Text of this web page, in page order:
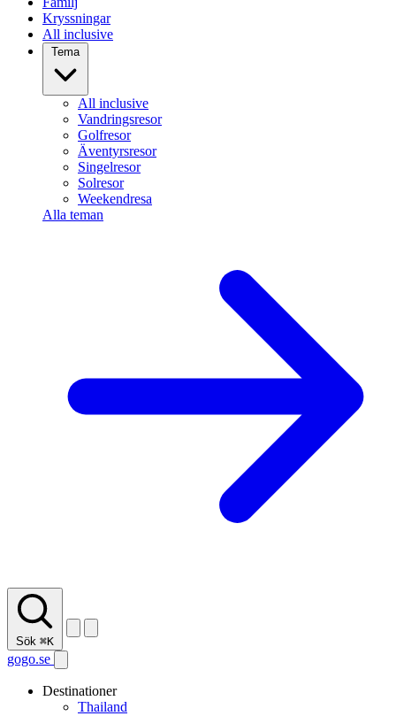
Kryssningar
All inclusive
Tema
All inclusive
Vandringsresor
Golfresor
Äventyrsresor
Singelresor
Solresor
Weekendresa
Alla teman
Sök ⌘K
gogo.se
Destinationer
Thailand